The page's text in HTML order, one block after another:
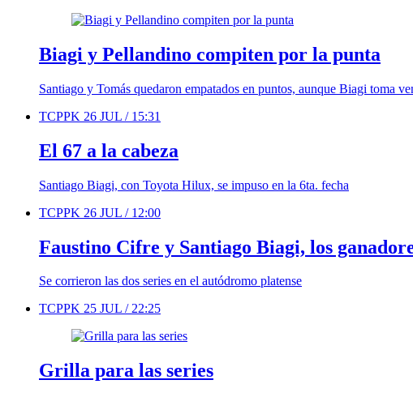
Biagi y Pellandino compiten por la punta
Santiago y Tomás quedaron empatados en puntos, aunque Biagi toma
TCPPK 26 JUL / 15:31
El 67 a la cabeza
Santiago Biagi, con Toyota Hilux, se impuso en la 6ta. fecha
TCPPK 26 JUL / 12:00
Faustino Cifre y Santiago Biagi, los
Se corrieron las dos series en el autódromo platense
TCPPK 25 JUL / 22:25
Grilla para las series